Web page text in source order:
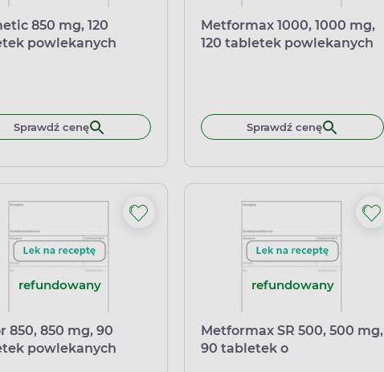
850 mg, 120
powlekanych
Sprawdź cenę
Metformax 1000, 1000 mg,
120 tabletek powlekanych
Sprawdź cenę
refundowany
850, 850 mg, 90
powlekanych
refundowany
Metformax SR 500, 500 mg,
90 tabletek o